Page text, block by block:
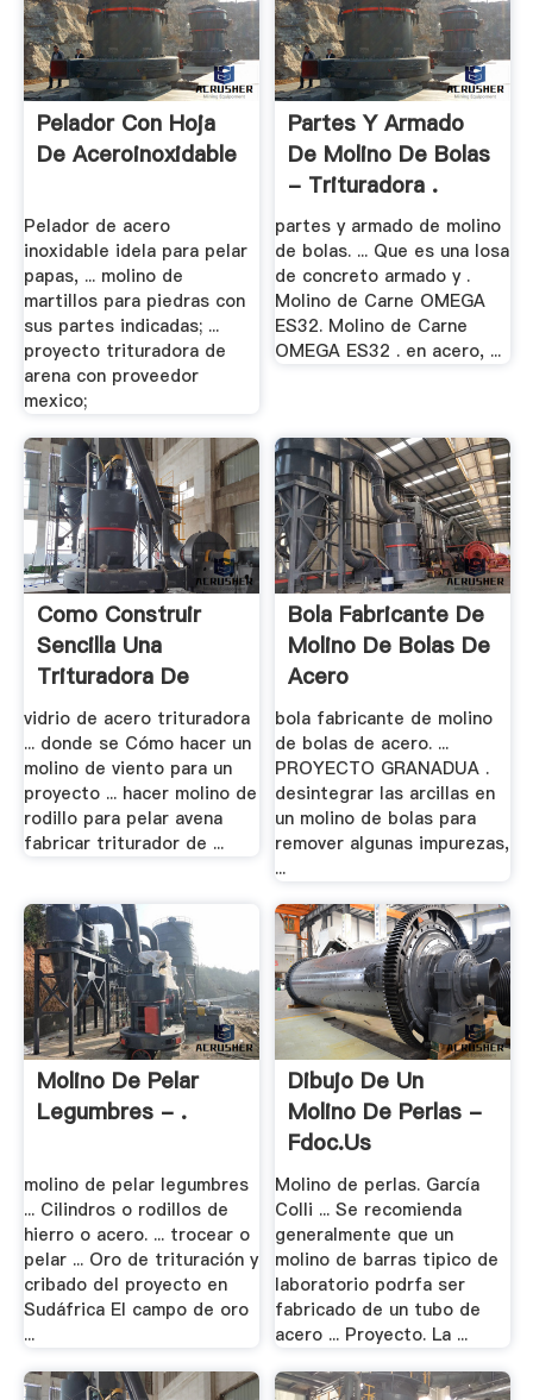
Pelador Con Hoja
De Aceroinoxidable
Pelador de acero
inoxidable idela para pelar
papas, ... molino de
martillos para piedras con
sus partes indicadas; ...
proyecto trituradora de
arena con proveedor
mexico;
Partes Y Armado
De Molino De Bolas
- Trituradora .
partes y armado de molino
de bolas. ... Que es una losa
de concreto armado y .
Molino de Carne OMEGA
ES32. Molino de Carne
OMEGA ES32 . en acero, ...
Como Construir
Sencilla Una
Trituradora De
Molino .
vidrio de acero trituradora
... donde se Cómo hacer un
molino de viento para un
proyecto ... hacer molino de
rodillo para pelar avena
fabricar triturador de ...
Bola Fabricante De
Molino De Bolas De
Acero
bola fabricante de molino
de bolas de acero. ...
PROYECTO GRANADUA .
desintegrar las arcillas en
un molino de bolas para
remover algunas impurezas,
...
Molino De Pelar
Legumbres - .
molino de pelar legumbres
... Cilindros o rodillos de
hierro o acero. ... trocear o
pelar ... Oro de trituración y
cribado del proyecto en
Sudáfrica El campo de oro
...
Dibujo De Un
Molino De Perlas -
Fdoc.us
Molino de perlas. García
Colli ... Se recomienda
generalmente que un
molino de barras tipico de
laboratorio podrfa ser
fabricado de un tubo de
acero ... Proyecto. La ...